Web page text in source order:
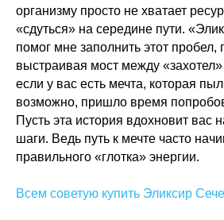
организму просто не хватает
«сдуться» на середине пути.
помог мне заполнить этот пробел,
выстраивая мост между
если у вас есть мечта, которая
возможно, пришло время
Пусть эта история вдохновит вас
шаги. Ведь путь к мечте часто
правильного «глотка» энергии.
Всем советую купить Эликсир